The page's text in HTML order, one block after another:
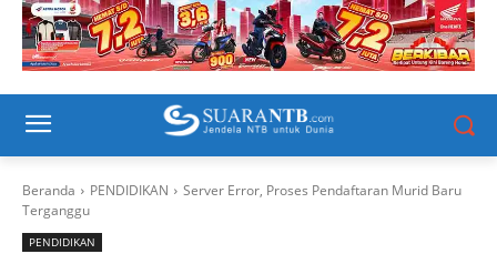
Beranda PENDIDIKAN
Server Error, Proses Pendaftaran Murid Baru
Terganggu
PENDIDIKAN